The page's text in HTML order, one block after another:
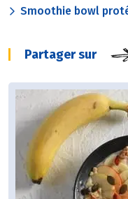
Smoothie bowl
Partager sur